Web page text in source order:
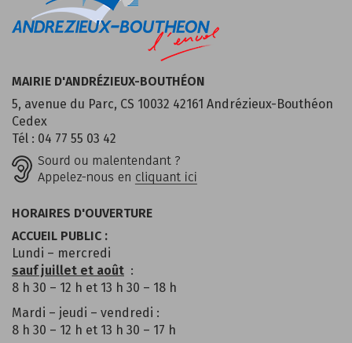
MAIRIE D'ANDRÉZIEUX-BOUTHÉON
5, avenue du Parc, CS 10032 42161 Andrézieux-Bouthéon
Cedex
Tél : 04 77 55 03 42
HORAIRES D'OUVERTURE
ACCUEIL PUBLIC :
Lundi – mercredi
sauf juillet et août :
8 h 30 – 12 h et 13 h 30 – 18 h
Mardi – jeudi – vendredi :
8 h 30 – 12 h et 13 h 30 – 17 h